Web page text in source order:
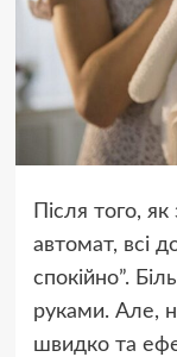
Після того,
автомат, всі
спокійно”.
руками. Але,
швидко та